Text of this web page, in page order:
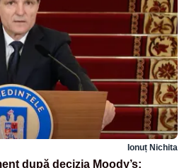
Ionuț Nichita
după decizia Moody’s: